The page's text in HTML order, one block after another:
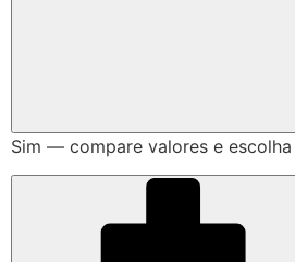
Sim — compare valores e